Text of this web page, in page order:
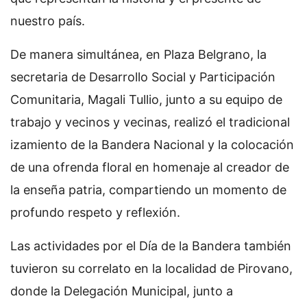
nuestro país.
De manera simultánea, en Plaza Belgrano, la
secretaria de Desarrollo Social y Participación
Comunitaria, Magali Tullio, junto a su equipo de
trabajo y vecinos y vecinas, realizó el tradicional
izamiento de la Bandera Nacional y la colocación
de una ofrenda floral en homenaje al creador de
la enseña patria, compartiendo un momento de
profundo respeto y reflexión.
Las actividades por el Día de la Bandera también
tuvieron su correlato en la localidad de Pirovano,
donde la Delegación Municipal, junto a